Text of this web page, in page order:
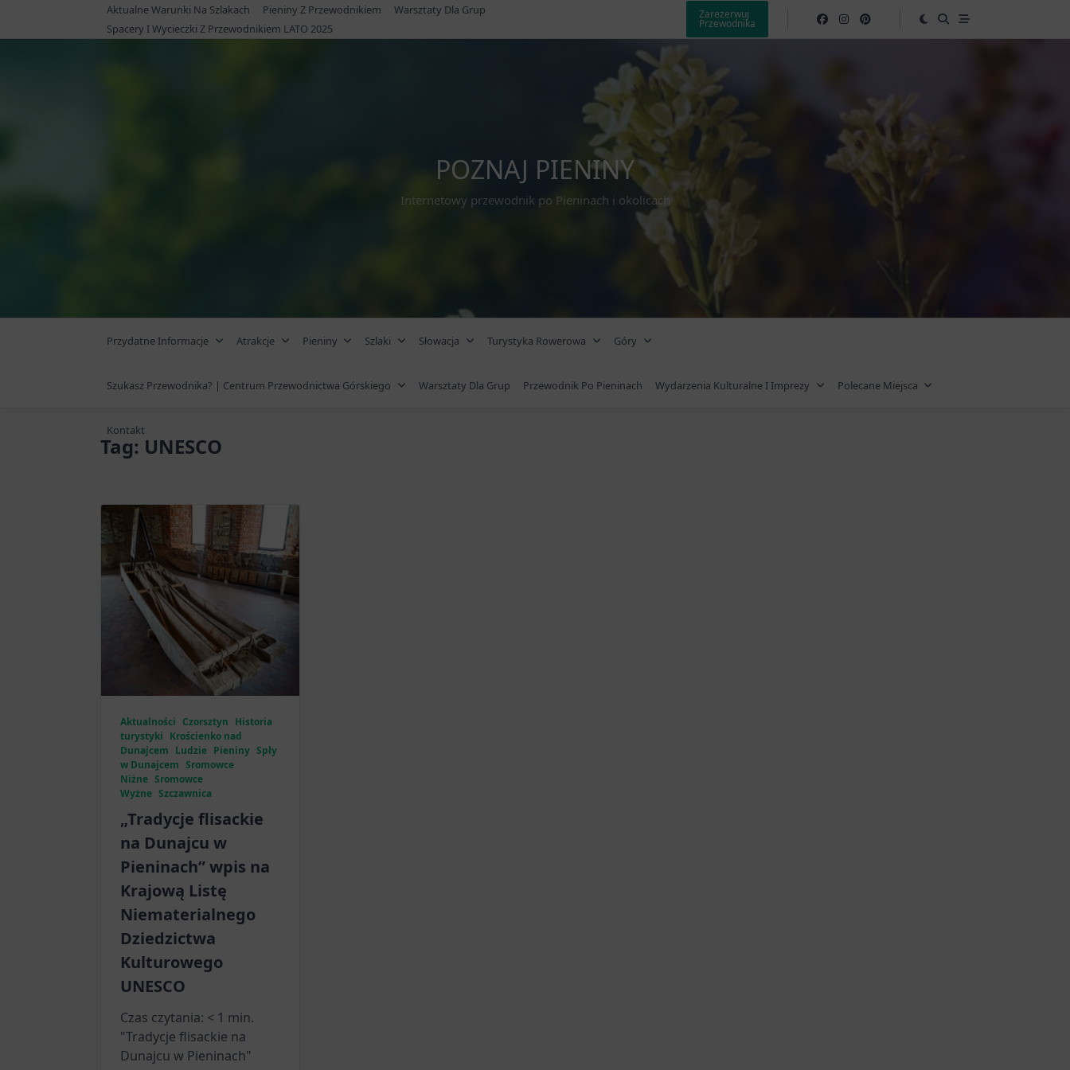
Aktualne Warunki Na Szlakach Pieniny Z Przewodnikiem
Warsztaty Dla Grup
Spacery I Wycieczki Z Przewodnikiem LATO 2025
Zarezerwuj
Przewodnika
POZNAJ PIENINY
Internetowy przewodnik po Pieninach i okolicach
Przydatne Informacje Atrakcje Pieniny Szlaki Słowacja Turystyka Rowerowa Góry
Szukasz Przewodnika? | Centrum Przewodnictwa Górskiego Warsztaty Dla Grup Przewodnik Po Pieninach Wydarzenia Kulturalne I Imprezy Polecane Miejsca
Kontakt
Tag: UNESCO
Aktualności Czorsztyn Historia
turystyki Krościenko nad
Dunajcem Ludzie Pieniny Spły
w Dunajcem Sromowce
Niżne Sromowce
Wyżne Szczawnica
„Tradycje flisackie
na Dunajcu w
Pieninach” wpis na
Krajową Listę
Niematerialnego
Dziedzictwa
Kulturowego
UNESCO
Czas czytania: < 1 min.
"Tradycje flisackie na
Dunajcu w Pieninach"